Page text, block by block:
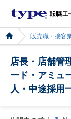
販売職・接客
店長・店舗管
ード・アミュ
人・中途採用